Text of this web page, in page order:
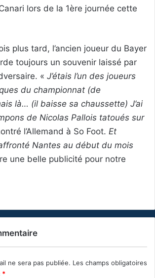
lors de la 1ère journée cette
plus tard, l’ancien joueur du Bayer
toujours un souvenir laissé par
« J’étais l’un des joueurs
du championnat (de
là… (il baisse sa chaussette) J’ai
de Nicolas Pallois tatoués sur
l’Allemand à So Foot. Et
Nantes au début du mois
une belle publicité pour notre
ne sera pas publiée. Les champs obligatoires
*